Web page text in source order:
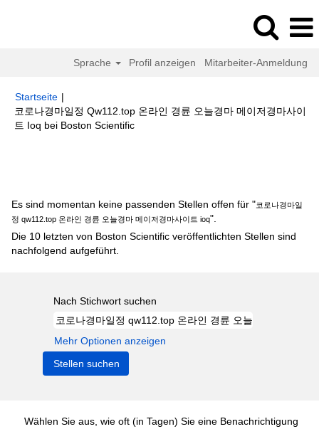
Sprache Profil anzeigen Mitarbeiter-Anmeldung
Startseite |
코로나경마일정 Qw112.top 온라인 경륜 오늘경마 메이저경마사이
트 Ioq bei Boston Scientific(aktuelle
Es sind momentan keine passenden Stellen offen für "코로나경마일
정 qw112.top 온라인 경륜 오늘경마 메이저경마사이트 ioq".
Die 10 letzten von Boston Scientific veröffentlichten Stellen sind
nachfolgend aufgeführt.
Nach Stichwort suchen
Mehr Optionen anzeigen
Wählen Sie aus, wie oft (in Tagen) Sie eine Benachrichtigung